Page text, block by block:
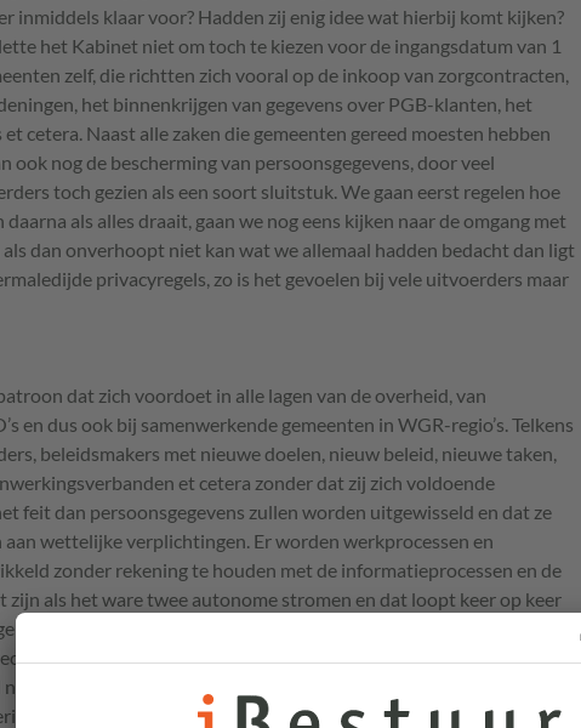
inmiddels klaar voor? Hadden zij enig idee wat hierbij komt kijken?
het Kabinet niet om toch te kiezen voor de ingangsdatum van 1
zelf, die richtten zich vooral op de inkoop van zorgcontracten,
het binnenkrijgen van gegevens over PGB-klanten, het
cetera. Naast alle zaken die gemeenten gereed moesten hebben
ook nog de bescherming van persoonsgegevens, door veel
toch gezien als een soort sluitstuk. We gaan eerst regelen hoe
als alles draait, gaan we nog eens kijken naar de omgang met
dan onverhoopt niet kan wat we allemaal hadden bedacht dan ligt
privacyregels, zo is het gevoelen bij vele uitvoerders maar
dat zich voordoet in alle lagen van de overheid, van
’s en dus ook bij samenwerkende gemeenten in WGR-regio’s. Telkens
beleidsmakers met nieuwe doelen, nieuw beleid, nieuwe taken,
et cetera zonder dat zij zich voldoende
feit dan persoonsgegevens zullen worden uitgewisseld en dat ze
wettelijke verplichtingen. Er worden werkprocessen en
zonder rekening te houden met de informatieprocessen en de
zijn als het ware twee autonome stromen en dat loopt keer op keer
van dien.
fraudebestrijding (
van samenwerkingsverbanden van gemeenten,
zoals deUWV
dat werd opgericht in 2003. Maar het